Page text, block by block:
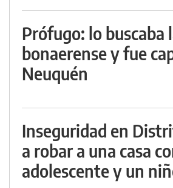
Prófugo: lo buscaba
bonaerense y fue
Neuquén
Inseguridad en
a robar a una casa
adolescente y un